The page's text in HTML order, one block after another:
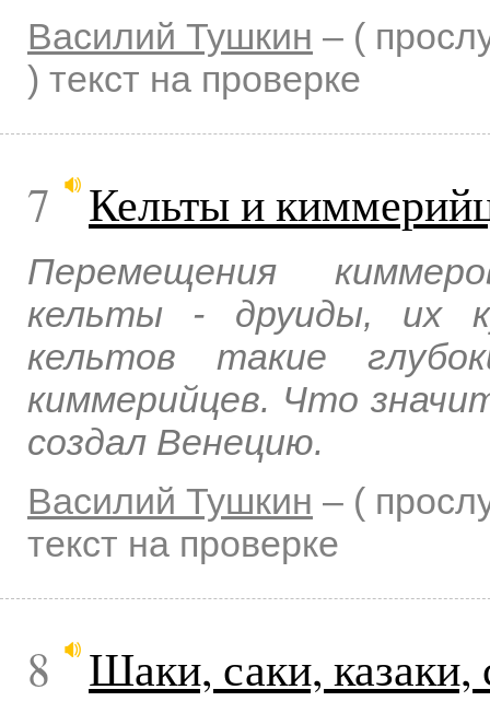
Василий Тушкин – (
) текст на проверке
7 Кельты и
Перемещения
кельты - друиды, их
кельтов такие
киммерийцев. Что
создал Венецию.
Василий Тушкин – (
текст на проверке
8 Шаки, саки,